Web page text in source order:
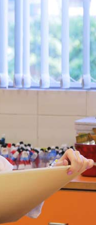
國際足球 網球 綜合
健康 樂齡 閱讀